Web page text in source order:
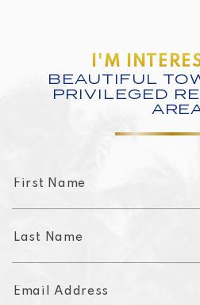
I'M
BEAUTIFUL
PRIVILEGED